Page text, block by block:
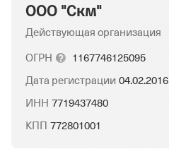
ООО "Скм"
Действующая организация
ОГРН
1167746125095
Дата регистрации 04.02.2016
ИНН 7719437480
КПП 772801001